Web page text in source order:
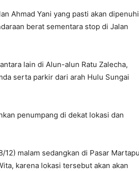
Ahmad Yani yang pasti akan dipenuhi
berat sementara stop di Jalan
lain di Alun-alun Ratu Zalecha,
serta parkir dari arah Hulu Sungai
penumpang di dekat lokasi dan
malam sedangkan di Pasar
karena lokasi tersebut akan akan